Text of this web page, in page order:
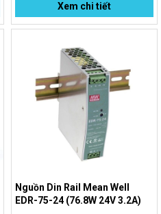
Xem chi tiết
Nguồn Din Rail Mean Well
EDR-75-24 (76.8W 24V 3.2A)